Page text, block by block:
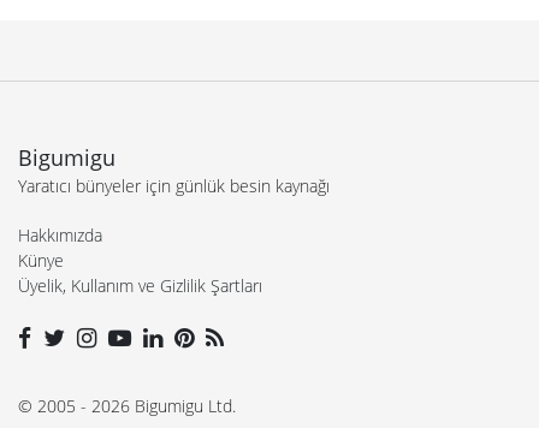
Bigumigu
Yaratıcı bünyeler için günlük besin kaynağı
Hakkımızda
Künye
Üyelik, Kullanım ve Gizlilik Şartları
© 2005 - 2026 Bigumigu Ltd.